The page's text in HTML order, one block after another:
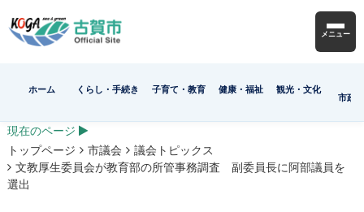
メニュー
ホーム くらし・手続き 子育て・教育 健康・福祉
観光・文化
市政
現在のページ
トップページ
市議会
議会トピックス
文教厚生委員会が教育部の所管事務調査 副委員長に阿部議員を
選出